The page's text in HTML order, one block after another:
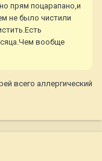
прям поцарапано,и
не было чистили
вообще
всего аллергический